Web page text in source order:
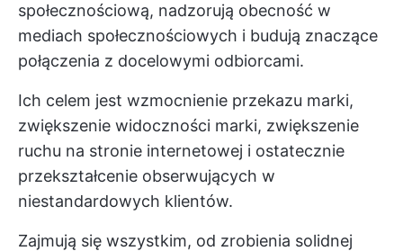
społecznościową, nadzorują obecność w
mediach społecznościowych i budują znaczące
połączenia z docelowymi odbiorcami.
Ich celem jest wzmocnienie przekazu marki,
zwiększenie widoczności marki, zwiększenie
ruchu na stronie internetowej i ostatecznie
przekształcenie obserwujących w
niestandardowych klientów.
Zajmują się wszystkim, od zrobienia solidnej